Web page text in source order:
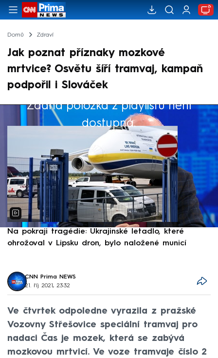
Domů Zdraví
Jak poznat příznaky mozkové
mrtvice? Osvětu šíří tramvaj, kampaň
podpořil i Slováček
Žádná položka z playlistu není
dostupná.
Výběr redakce
Na pokraji tragédie: Ukrajinské letadlo, které
ohrožoval v Lipsku dron, bylo naložené municí
CNN Prima NEWS
21. říj 2021, 23:32
Ve čtvrtek odpoledne vyrazila z pražské
Vozovny Střešovice speciální tramvaj pro
nadaci Čas je mozek, která se zabývá
mozkovou mrtvicí. Ve voze tramvaje číslo 2